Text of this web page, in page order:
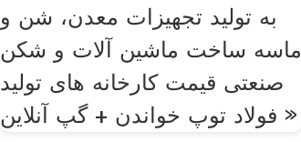
به تولید تجهیزات معدن، شن و
ماسه ساخت ماشین آلات و شکن
صنعتی قیمت کارخانه های تولید
فولاد توپ خواندن + گپ آنلاین »